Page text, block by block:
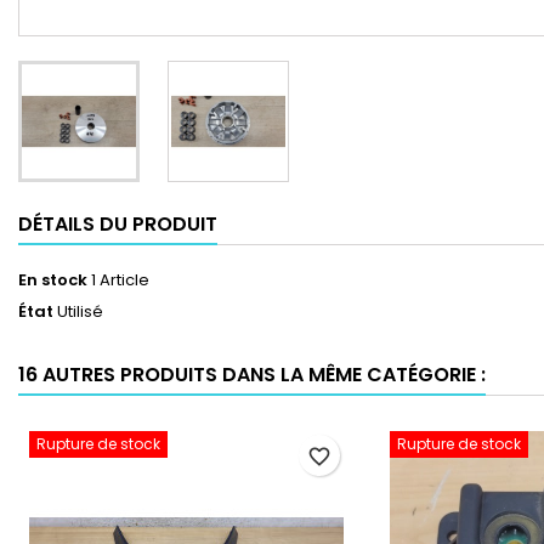
DÉTAILS DU PRODUIT
En stock1 Article
État Utilisé
16 AUTRES PRODUITS DANS LA MÊME CATÉGORIE :
Rupture de stock
favorite_border
Rupture de stock